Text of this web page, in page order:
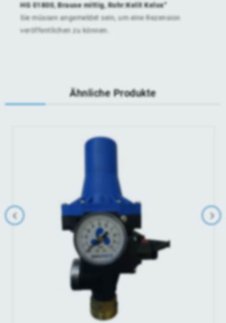
HG 01800, Brause mittig, Rohr:Kelit Kelox“
Sie müssen angemeldet sein, um eine Rezension
veröffentlichen zu können.
Ähnliche Produkte